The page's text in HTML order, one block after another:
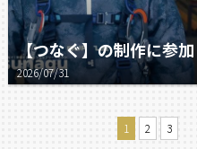
【つなぐ】の制作に参
2026/07/31
1 2 3